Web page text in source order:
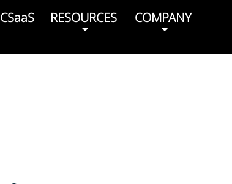
CSaaS RESOURCES COMPANY